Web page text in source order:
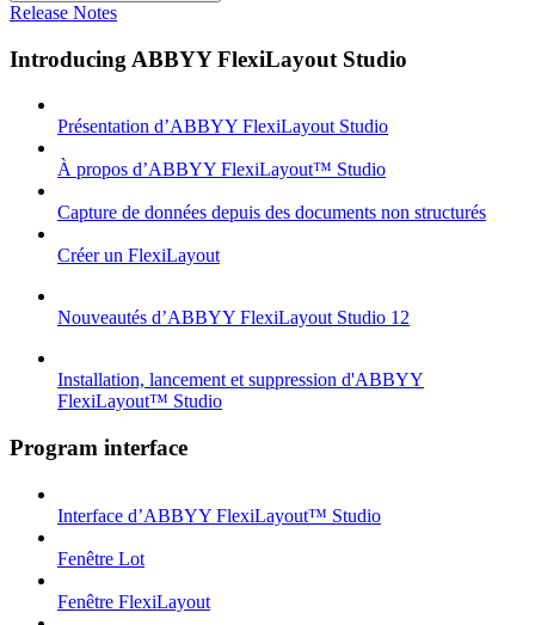
Release Notes
Introducing ABBYY FlexiLayout Studio
Présentation d’ABBYY FlexiLayout Studio
À propos d’ABBYY FlexiLayout™ Studio
Capture de données depuis des documents non structurés
Créer un FlexiLayout
Nouveautés d’ABBYY FlexiLayout Studio 12
Installation, lancement et suppression d'ABBYY
FlexiLayout™ Studio
Program interface
Interface d’ABBYY FlexiLayout™ Studio
Fenêtre Lot
Fenêtre FlexiLayout